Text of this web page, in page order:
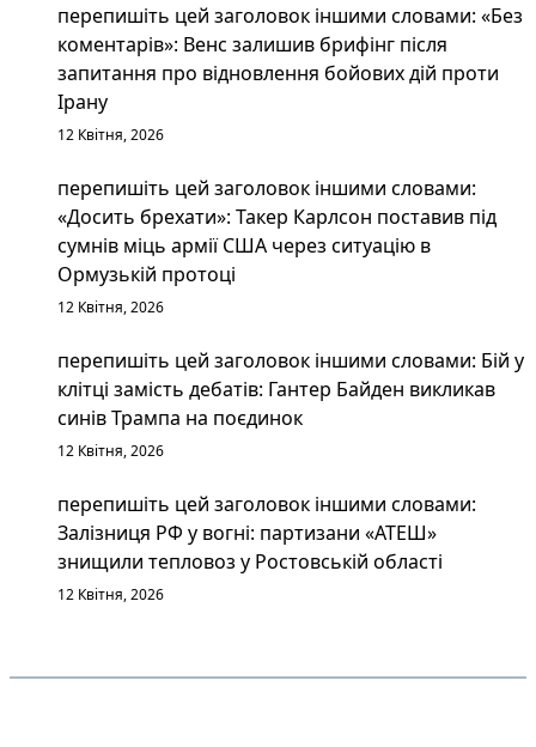
перепишіть цей заголовок іншими словами: «Без
коментарів»: Венс залишив брифінг після
запитання про відновлення бойових дій проти
Ірану
12 Квітня, 2026
перепишіть цей заголовок іншими словами:
«Досить брехати»: Такер Карлсон поставив під
сумнів міць армії США через ситуацію в
Ормузькій протоці
12 Квітня, 2026
перепишіть цей заголовок іншими словами: Бій у
клітці замість дебатів: Гантер Байден викликав
синів Трампа на поєдинок
12 Квітня, 2026
перепишіть цей заголовок іншими словами:
Залізниця РФ у вогні: партизани «АТЕШ»
знищили тепловоз у Ростовській області
12 Квітня, 2026